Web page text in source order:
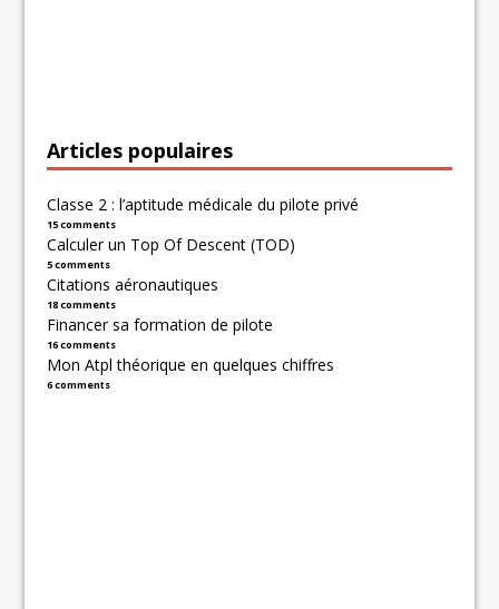
Articles populaires
Classe 2 : l’aptitude médicale du pilote privé
15 comments
Calculer un Top Of Descent (TOD)
5 comments
Citations aéronautiques
18 comments
Financer sa formation de pilote
16 comments
Mon Atpl théorique en quelques chiffres
6 comments